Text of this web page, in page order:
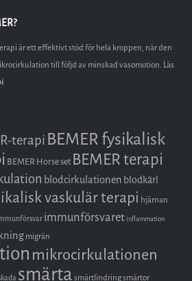
är ett effektivt stöd för hela kroppen, när den
till följd av minskad vasomotion. Läs
terapi BEMER fysikalisk
BEMER Horse set BEMER terapi
blodcirkulationen blodkärl
vaskulär terapi hjärnan
immunförsvaret inflammation
migrän
mikrocirkulationen
smärtasmärtlindringsmärtor